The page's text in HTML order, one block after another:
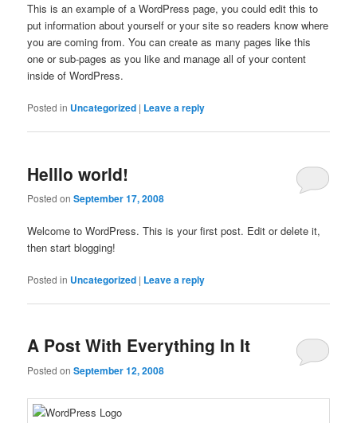
This is an example of a WordPress page, you could edit this to
put information about yourself or your site so readers know where
you are coming from. You can create as many pages like this
one or sub-pages as you like and manage all of your content
inside of WordPress.
Posted in Uncategorized | Leave a reply
Helllo world!
Posted onSeptember 17, 2008
Welcome to WordPress. This is your first post. Edit or delete it,
then start blogging!
Posted in Uncategorized | Leave a reply
A Post With Everything In It
Posted onSeptember 12, 2008